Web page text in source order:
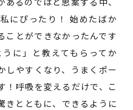
にぴったり！ 始めたばか
ことができなかったんです
に」と教えてもらってか
しやすくなり、うまくポー
！呼吸を変えるだけで、こ
きとともに、できるように